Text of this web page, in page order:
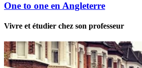
One to one en Angleterre
Vivre et étudier chez son professeur